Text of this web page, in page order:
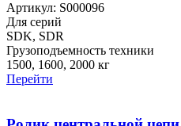
Артикул: S000096
Для серий
SDK, SDR
Грузоподъемность техники
1500, 1600, 2000 кг
Перейти